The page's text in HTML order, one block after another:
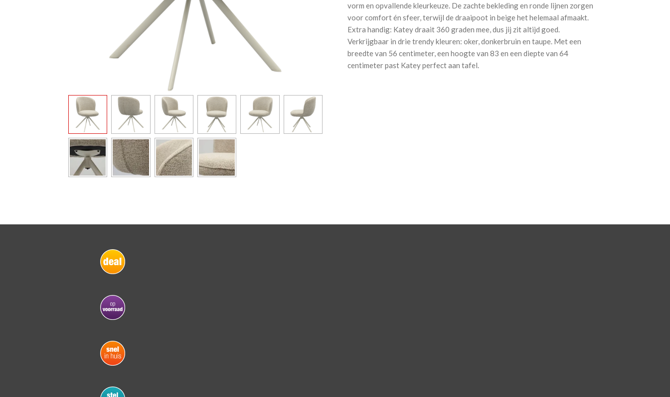
vorm en opvallende kleurkeuze. De zachte bekleding en ronde lijnen zorgen
voor comfort én sfeer, terwijl de draaipoot in beige het helemaal afmaakt.
Extra handig: Katey draait 360 graden mee, dus jij zit altijd goed.
Verkrijgbaar in drie trendy kleuren: oker, donkerbruin en taupe. Met een
breedte van 56 centimeter, een hoogte van 83 en een diepte van 64
centimeter past Katey perfect aan tafel.